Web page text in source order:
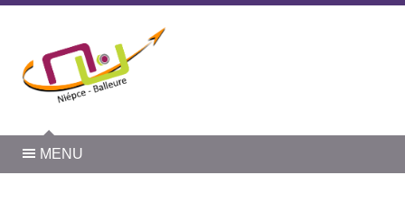
MENU
Panneau de gestion des cookies